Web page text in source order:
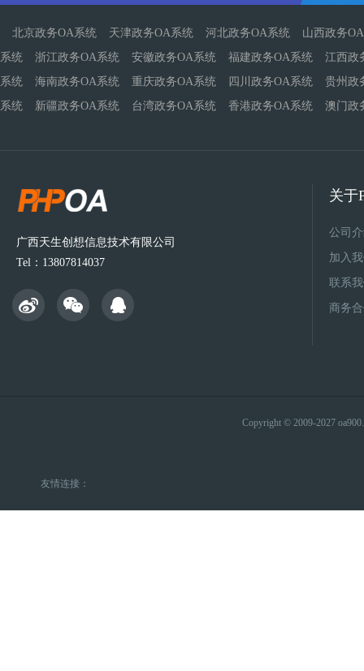
北京政务OA系统 天津政务OA系统 河北政务OA系统
山西政务
系统
浙江政务OA系统 安徽政务OA系统 福建政务OA系统
江西政
系统
海南政务OA系统 重庆政务OA系统 四川政务OA系统
贵州政
系统
新疆政务OA系统 台湾政务OA系统 香港政务OA系统 澳门政
广西天生创想信息技术有限公司
Tel：13807814037
关于
公司
加入
联系
商务
Copyright © 2009-2027
友情连接：